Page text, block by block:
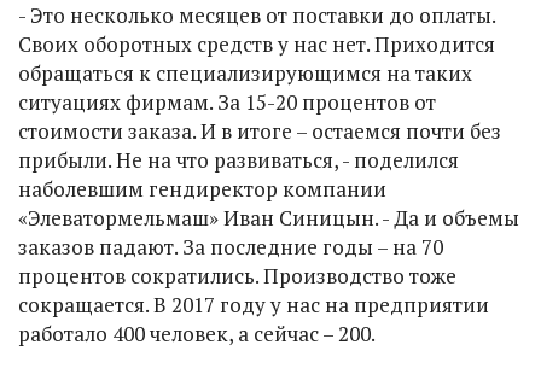
- Это несколько месяцев от поставки до оплаты.
Своих оборотных средств у нас нет. Приходится
обращаться к специализирующимся на таких
ситуациях фирмам. За 15-20 процентов от
стоимости заказа. И в итоге – остаемся почти без
прибыли. Не на что развиваться, - поделился
наболевшим гендиректор компании
«Элеватормельмаш» Иван Синицын. - Да и объемы
заказов падают. За последние годы – на 70
процентов сократились. Производство тоже
сокращается. В 2017 году у нас на предприятии
работало 400 человек, а сейчас – 200.